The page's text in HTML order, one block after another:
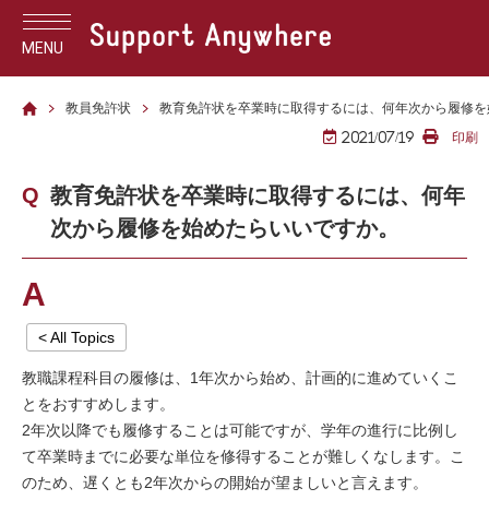
MENU
教員免許状 教育免許状を卒業時に取得するには、何年次から履修
2021/07/19 印刷
Q 教育免許状を卒業時に取得するには、何年
次から履修を始めたらいいですか。
A
< All Topics
教職課程科目の履修は、1年次から始め、計画的に進めていくこ
とをおすすめします。
2年次以降でも履修することは可能ですが、学年の進行に比例し
て卒業時までに必要な単位を修得することが難しくなします。こ
のため、遅くとも2年次からの開始が望ましいと言えます。